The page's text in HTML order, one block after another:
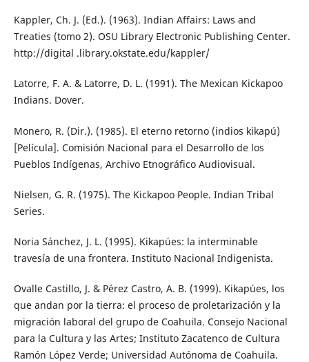
Kappler, Ch. J. (Ed.). (1963). Indian Affairs: Laws and
Treaties (tomo 2). OSU Library Electronic Publishing Center.
http://digital .library.okstate.edu/kappler/
Latorre, F. A. & Latorre, D. L. (1991). The Mexican Kickapoo
Indians. Dover.
Monero, R. (Dir.). (1985). El eterno retorno (indios kikapú)
[Película]. Comisión Nacional para el Desarrollo de los
Pueblos Indígenas, Archivo Etnográfico Audiovisual.
Nielsen, G. R. (1975). The Kickapoo People. Indian Tribal
Series.
Noria Sánchez, J. L. (1995). Kikapúes: la interminable
travesía de una frontera. Instituto Nacional Indigenista.
Ovalle Castillo, J. & Pérez Castro, A. B. (1999). Kikapúes, los
que andan por la tierra: el proceso de proletarización y la
migración laboral del grupo de Coahuila. Consejo Nacional
para la Cultura y las Artes; Instituto Zacatenco de Cultura
Ramón López Verde; Universidad Autónoma de Coahuila.